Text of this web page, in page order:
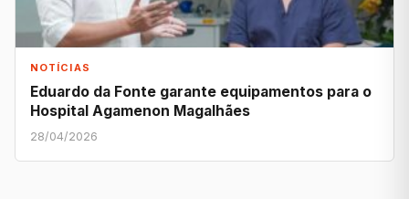
NOTÍCIAS
Eduardo da Fonte garante equipamentos para o
Hospital Agamenon Magalhães
28/04/2026